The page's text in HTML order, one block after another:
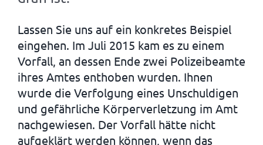
Lassen Sie uns auf ein konkretes Beispiel
eingehen. Im Juli 2015 kam es zu einem
Vorfall, an dessen Ende zwei Polizeibeamte
ihres Amtes enthoben wurden. Ihnen
wurde die Verfolgung eines Unschuldigen
und gefährliche Körperverletzung im Amt
nachgewiesen. Der Vorfall hätte nicht
aufgeklärt werden können, wenn das